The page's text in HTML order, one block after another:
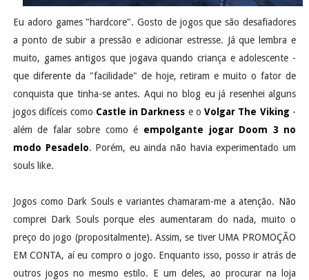
Eu adoro games "hardcore". Gosto de jogos que são desafiadores
a ponto de subir a pressão e adicionar estresse. Já que lembra e
muito, games antigos que jogava quando criança e adolescente -
que diferente da "facilidade" de hoje, retiram e muito o fator de
conquista que tinha-se antes. Aqui no blog eu já resenhei alguns
jogos difíceis como Castle in Darkness e oVolgar The Viking -
além de falar sobre como é empolgante jogar Doom 3 no
modo Pesadelo. Porém, eu ainda não havia experimentado um
souls like.
Jogos como Dark Souls e variantes chamaram-me a atenção. Não
comprei Dark Souls porque eles aumentaram do nada, muito o
preço do jogo (propositalmente). Assim, se tiver UMA PROMOÇÃO
EM CONTA, aí eu compro o jogo. Enquanto isso, posso ir atrás de
outros jogos no mesmo estilo. E um deles, ao procurar na loja